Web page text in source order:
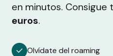
en minutos. Consigue
euros.
Olvídate del roaming